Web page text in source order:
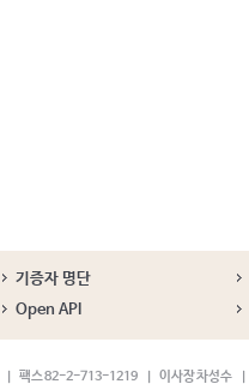
기증자 명단
Open API
팩스 82-2-713-1219 이사장 차성수